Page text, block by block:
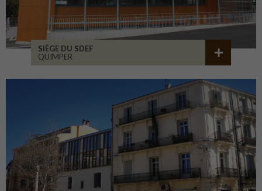
SIÈGE DU SDEF
QUIMPER